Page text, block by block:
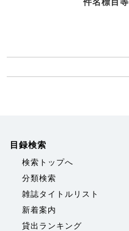
目録検索
検索トップへ
分類検索
雑誌タイトルリスト
新着案内
貸出ランキング